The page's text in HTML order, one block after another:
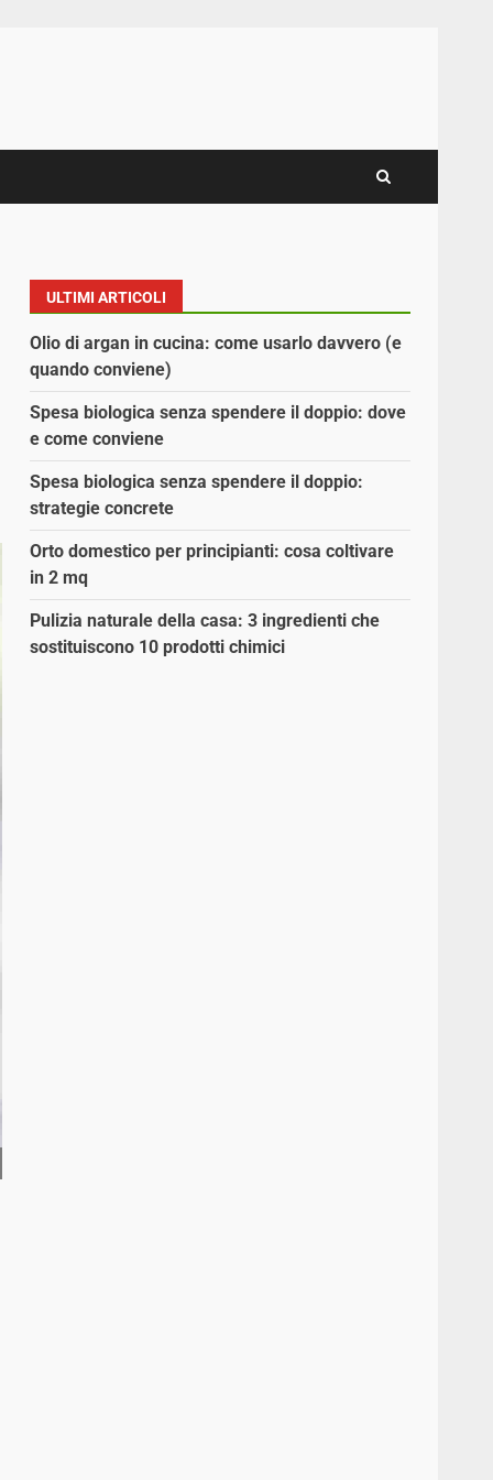
ULTIMI ARTICOLI
Olio di argan in cucina: come usarlo davvero (e
quando conviene)
Spesa biologica senza spendere il doppio: dove
e come conviene
Spesa biologica senza spendere il doppio:
strategie concrete
Orto domestico per principianti: cosa coltivare
in 2 mq
Pulizia naturale della casa: 3 ingredienti che
sostituiscono 10 prodotti chimici